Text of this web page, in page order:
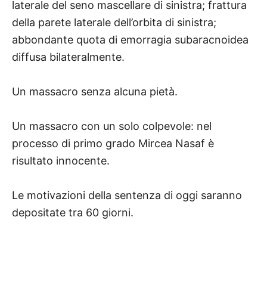
laterale del seno mascellare di sinistra; frattura
della parete laterale dell’orbita di sinistra;
abbondante quota di emorragia subaracnoidea
diffusa bilateralmente.
Un massacro senza alcuna pietà.
Un massacro con un solo colpevole: nel
processo di primo grado Mircea Nasaf è
risultato innocente.
Le motivazioni della sentenza di oggi saranno
depositate tra 60 giorni.